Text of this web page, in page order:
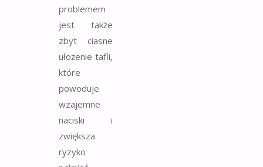
problemem
jest także
zbyt ciasne
ułożenie tafli,
które
powoduje
wzajemne
naciski i
zwiększa
ryzyko